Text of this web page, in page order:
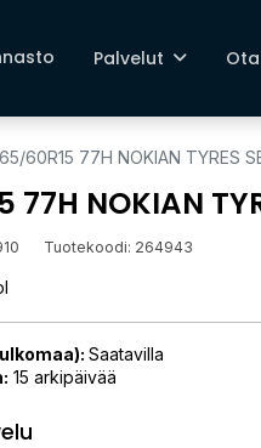
Palvelut
60R15 77H NOKIAN TYRES
77H NOKIAN
Tuotekoodi: 264943
Saatavilla
15 arkipäivää